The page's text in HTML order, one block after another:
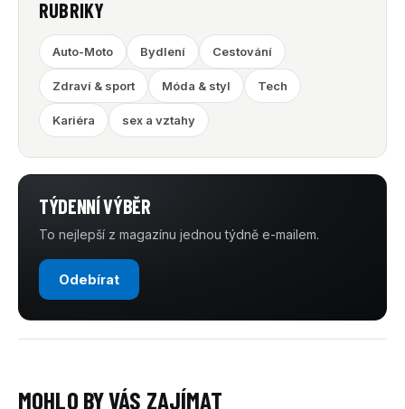
RUBRIKY
Auto-Moto Bydlení Cestování
Zdraví & sport Móda & styl Tech
Kariéra sex a vztahy
TÝDENNÍ VÝBĚR
To nejlepší z magazínu jednou týdně e-mailem.
Odebírat
MOHLO BY VÁS ZAJÍMAT